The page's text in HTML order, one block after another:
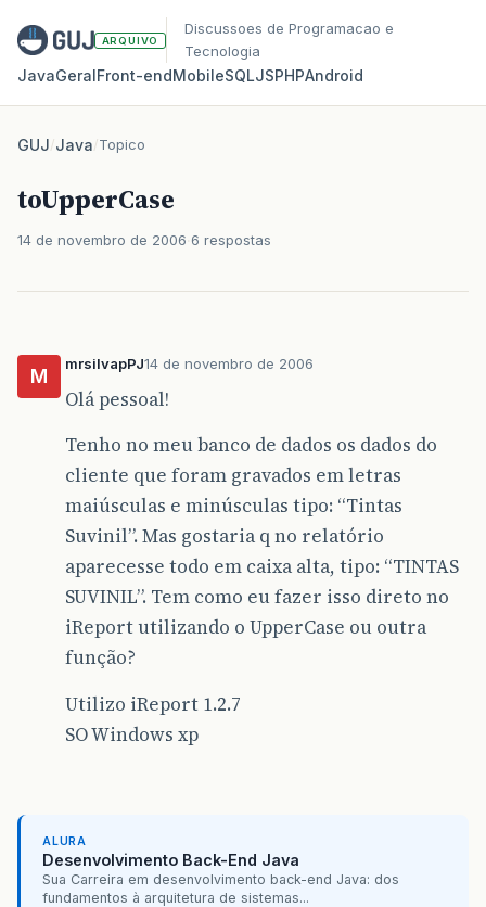
ARQUIVO
Discussoes de Programacao e
Tecnologia
JavaGeralFront‑endMobileSQLJSPHPAndroid
GUJ/Java/Topico
toUpperCase
14 de novembro de 2006 6 respostas
M
mrsilvapPJ14 de novembro de 2006
Olá pessoal!
Tenho no meu banco de dados os dados do
cliente que foram gravados em letras
maiúsculas e minúsculas tipo: “Tintas
Suvinil”. Mas gostaria q no relatório
aparecesse todo em caixa alta, tipo: “TINTAS
SUVINIL”. Tem como eu fazer isso direto no
iReport utilizando o UpperCase ou outra
função?
Utilizo iReport 1.2.7
SO Windows xp
ALURA
Desenvolvimento Back-End Java
Sua Carreira em desenvolvimento back-end Java: dos
fundamentos à arquitetura de sistemas...